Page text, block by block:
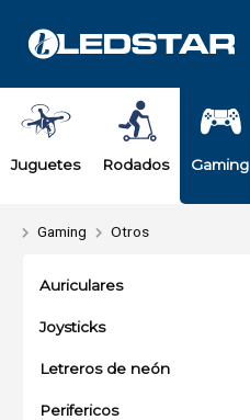
Juguetes Rodados Gaming
Gaming Otros
Auriculares
Joysticks
Letreros de neón
Perifericos